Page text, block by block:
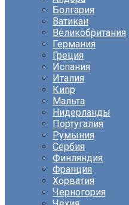
Болгария
Ватикан
Великобритания
Германия
Греция
Испания
Италия
Кипр
Мальта
Нидерланды
Португалия
Румыния
Сербия
Финляндия
Франция
Хорватия
Черногория